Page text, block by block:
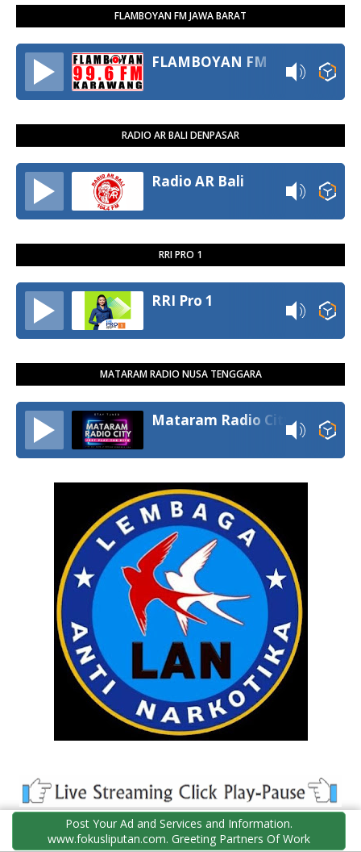
FLAMBOYAN FM JAWA BARAT
FLAMBOYAN FM
RADIO AR BALI DENPASAR
Radio AR Bali
RRI PRO 1
RRI Pro 1
MATARAM RADIO NUSA TENGGARA
Mataram Radio City
twitter
Post Your Ad and Services and Information.
www.fokusliputan.com. Greeting Partners Of Work